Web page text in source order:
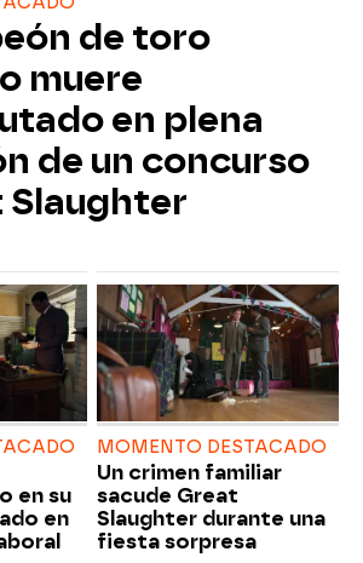
de toro
muere
en plena
de un concurso
Slaughter
en su
en
MOMENTO DESTACADO
Un crimen familiar
sacude Great
Slaughter durante una
fiesta sorpresa